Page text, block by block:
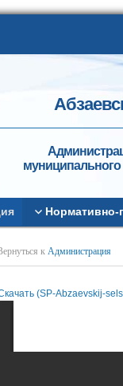
муниципального
к Администрация
(SP-Abzaevskij-